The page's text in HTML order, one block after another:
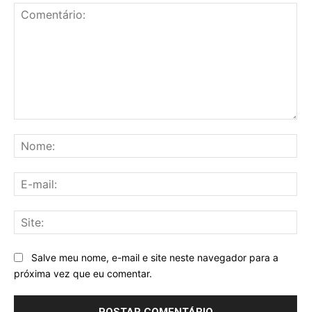
Salve meu nome, e-mail e site neste navegador para a
próxima vez que eu comentar.